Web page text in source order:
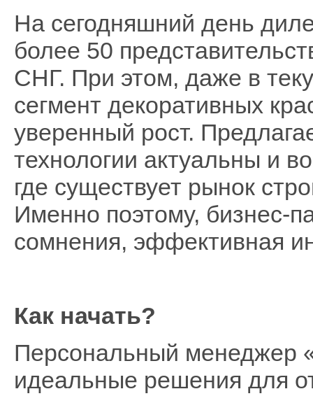
На сегодняшний день
более 50
СНГ. При этом, даже в
сегмент декоративных
уверенный рост.
технологии актуальны и
где существует рынок
Именно поэтому, бизнес-
сомнения, эффективная
Как начать?
Персональный менеджер
идеальные решения для